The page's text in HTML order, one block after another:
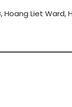
Hoang Liet Ward,